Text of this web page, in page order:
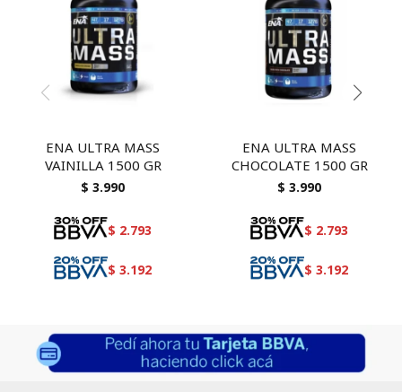
ENA ULTRA MASS
VAINILLA 1500 GR
$ 3.990
$ 2.793
$ 3.192
ENA ULTRA MASS
CHOCOLATE 1500 GR
$ 3.990
$ 2.793
$ 3.192